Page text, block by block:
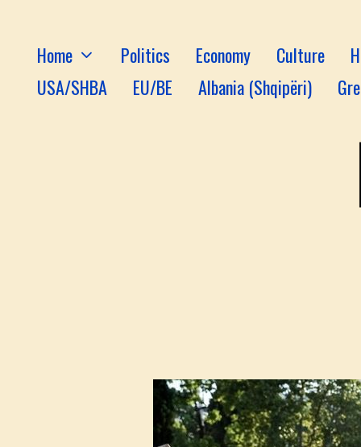
Home Politics Economy Culture
USA/SHBA
EU/BE Albania (Shqipëri)